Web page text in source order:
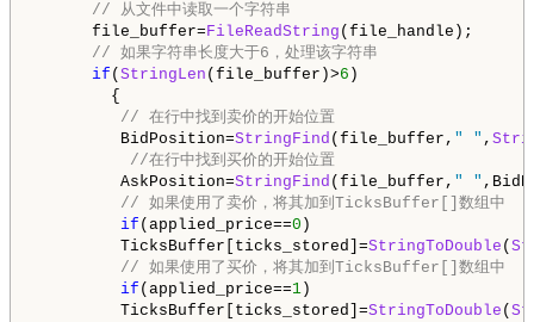
// 从文件中读取一个字符串
file_buffer=FileReadString (file_handle);
// 如果字符串长度大于6，处理该字符串
if ( StringLen (file_buffer)>6 )
{
// 在行中找到卖价的开始位置
BidPosition=StringFind (file_buffer, " " ,
//在行中找到买价的开始位置
AskPosition=StringFind (file_buffer, " "
// 如果使用了卖价，将其加到TicksBuffer[]数组中
if (applied_price==0 )
         TicksBuffer[ticks_stored]=
StringToDouble (
// 如果使用了买价，将其加到TicksBuffer[]数组中
if (applied_price==1 )
         TicksBuffer[ticks_stored]=
StringToDouble (